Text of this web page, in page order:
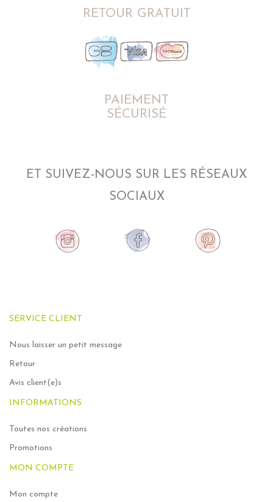
RETOUR GRATUIT
PAIEMENT
SÉCURISÉ
ET SUIVEZ-NOUS SUR LES RÉSEAUX
SOCIAUX
SERVICE CLIENT
Nous laisser un petit message
Retour
Avis client(e)s
INFORMATIONS
Toutes nos créations
Promotions
MON COMPTE
Mon compte